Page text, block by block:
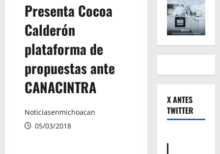
Presenta Cocoa
Calderón
plataforma de
propuestas ante
CANACINTRA
Noticiasenmichoacan
05/03/2018
X ANTES
TWITTER